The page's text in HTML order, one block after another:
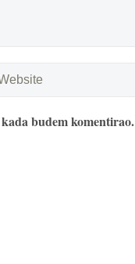
budem komentirao.